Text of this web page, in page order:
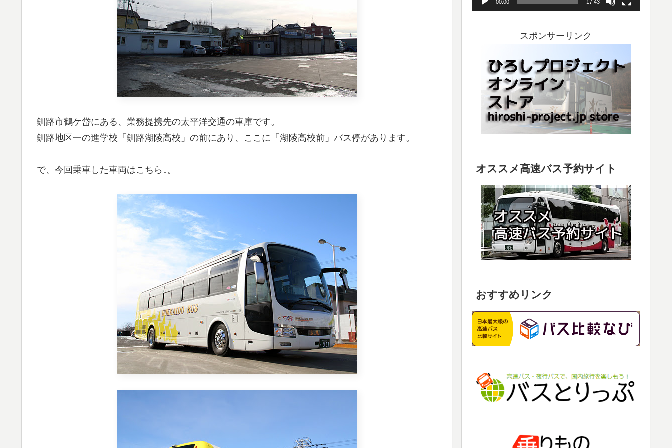
釧路市鶴ケ岱にある、業務提携先の太平洋交通の車庫です。
釧路地区一の進学校「釧路湖陵高校」の前にあり、ここに「湖陵高校前」バス停があります。
で、今回乗車した車両はこちら↓。
00:00 17:43
スポンサーリンク
オススメ高速バス予約サイト
おすすめリンク